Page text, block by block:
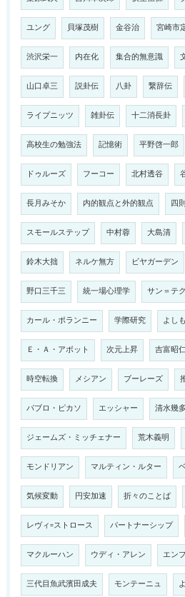
ユング 貝塚茂樹 金谷治 宮崎市
渋沢栄一 内在化 集合的無意識
山口卓三 説卦伝 八卦 繋辞伝
ライプニッツ 雑卦伝 十二消長卦
高校生の勉強法 記憶術 平野啓一郎
ドゥルーズ フーコー 北村透谷
長月みそか 内的観点と外的観点 四
スモールステップ 中村蓉 大島清
鈴木大拙 ネルケ無方 ビヤガーデン
野口三千三 統一場心理学 サン＝テ
カール・ポランニー 学際研究 よし
Ｅ・Ａ・アボット 次元上昇 吉富昭
時空転換 メシアン ブーレーズ
パブロ・ピカソ エッシャー 清水幾
ジェームズ・ミッチェナー 荒木義明
モンドリアン マルティン・ルター
気候変動 円安加速 折々のことば
レヴィ=ストロース パートナーシップ
マクルーハン ウディ・アレン エン
三代目魚武濱田成夫 モンテーニュ